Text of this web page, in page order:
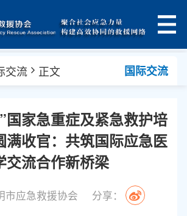
交流 正文 国际交流
国家急重症及紧急救护培
满收官：共筑国际应急医
交流合作新桥梁
市应急救援协会 分享：